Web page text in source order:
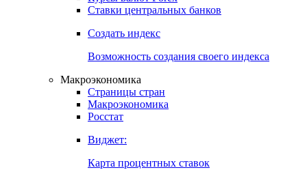
Поиск индексов
Курсы валют Центральных Банков
Ставки центральных банков
Создать индекс
Возможность создания своего индекса
Страницы стран
Росстат